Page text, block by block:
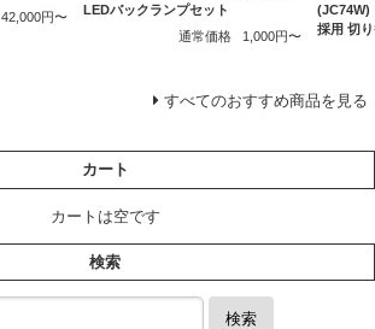
42,000円〜
LEDバックランプセット
通常価格
1,000円〜
(JC74W)
採用 切
すべてのおすすめ商品を見る
カート
カートは空です
検索
検索